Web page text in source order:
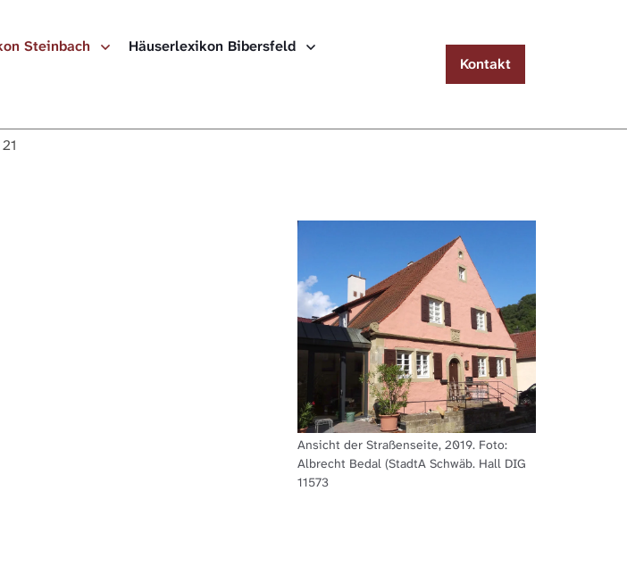
Steinbach
Häuserlexikon Bibersfeld
Kontakt
Ansicht der Straßenseite, 2019. Foto:
Albrecht Bedal (StadtA Schwäb. Hall DIG
11573